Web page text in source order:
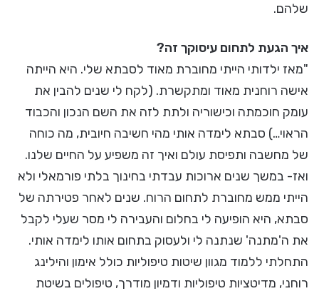
שלהם.
איך הגעת לתחום עיסוקך זה?
"מאז ילדותי הייתי מחוברת מאוד לסבתא שלי. היא הייתה
אישה רוחנית מאוד ומתקשרת. (לקח לי שנים להבין את
עומק חוכמתה וכישוריה ולתת לזה את השם הנכון והכבוד
הראוי…) סבתא לימדה אותי מהי חשיבה חיובית, מה כוחה
של מחשבה ותפיסת עולם ואיך זה משפיע על החיים שלנו.
ואז- במשך שנים ארוכות עבדתי בחינוך בלתי פורמאלי ולא
הייתי ממש מחוברת לתחום הרוח. שנים לאחר פטירתה של
סבתא, היא הופיעה לי בחלום והעבירה לי מסר שעלי לקבל
את ה'מתנה' שנתנה לי ולעסוק בתחום אותו לימדה אותי.
התחלתי ללמוד מגוון שיטות טיפוליות כולל אימון והילינג
רוחני, מדיטציות טיפוליות ודמיון מודרך, טיפולים בשיטת